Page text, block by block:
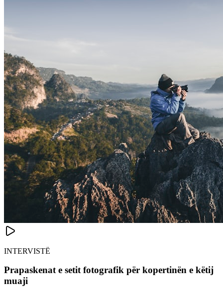
INTERVISTË
Prapaskenat e setit fotografik për kopertinën e këtij
muaji